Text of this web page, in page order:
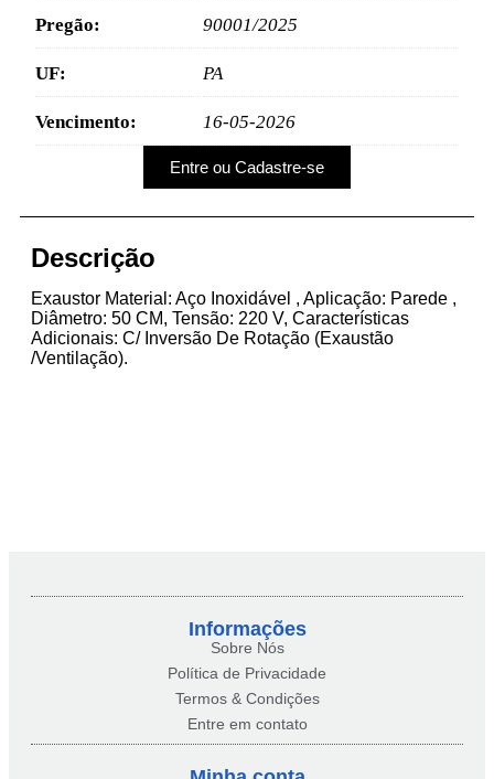
Pregão: 90001/2025
UF: PA
Vencimento: 16-05-2026
Entre ou Cadastre-se
Descrição
Exaustor Material: Aço Inoxidável , Aplicação: Parede ,
Diâmetro: 50 CM, Tensão: 220 V, Características
Adicionais: C/ Inversão De Rotação (Exaustão
/Ventilação).
Informações
Sobre Nós
Política de Privacidade
Termos & Condições
Entre em contato